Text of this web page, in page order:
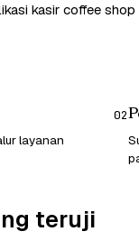
kasir coffee
layanan
02
teruji